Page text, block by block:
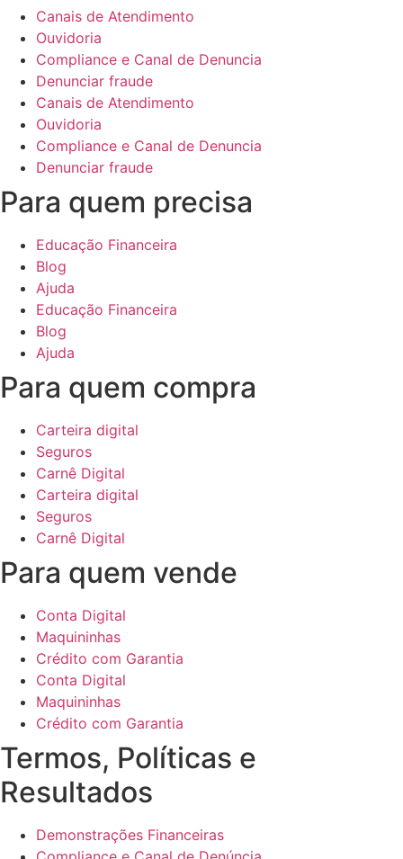
Canais de Atendimento
Ouvidoria
Compliance e Canal de Denuncia
Denunciar fraude
Canais de Atendimento
Ouvidoria
Compliance e Canal de Denuncia
Denunciar fraude
Para quem precisa
Educação Financeira
Blog
Ajuda
Educação Financeira
Blog
Ajuda
Para quem compra
Carteira digital
Seguros
Carnê Digital
Carteira digital
Seguros
Carnê Digital
Para quem vende
Conta Digital
Maquininhas
Crédito com Garantia
Conta Digital
Maquininhas
Crédito com Garantia
Termos, Políticas e
Resultados
Demonstrações Financeiras